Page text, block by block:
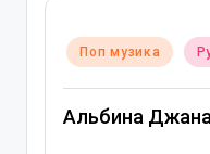
in
Поп музика
Митя
Спасибо,